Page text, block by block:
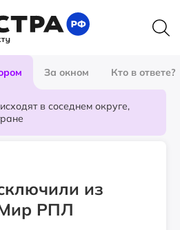
За окном Кто в ответе?
в соседнем округе,
из
РПЛ